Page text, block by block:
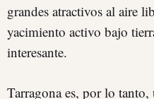
grandes atractivos al aire
yacimiento activo bajo
interesante.
Tarragona es, por lo